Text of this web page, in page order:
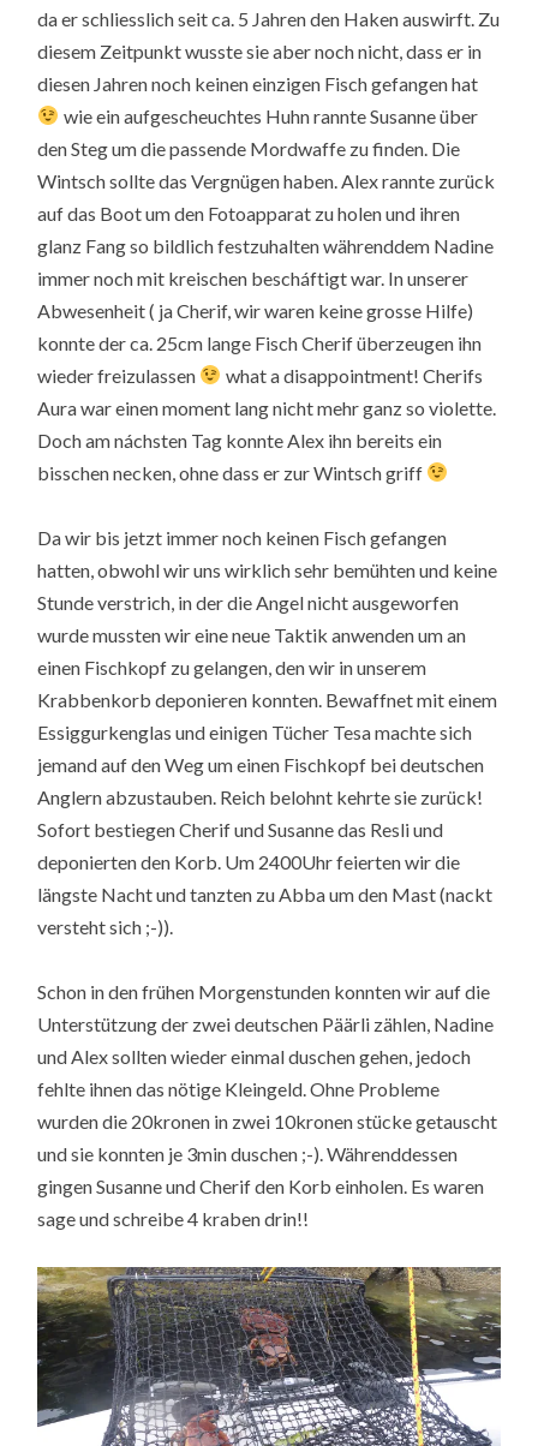
da er schliesslich seit ca. 5 Jahren den Haken auswirft. Zu
diesem Zeitpunkt wusste sie aber noch nicht, dass er in
diesen Jahren noch keinen einzigen Fisch gefangen hat
wie ein aufgescheuchtes Huhn rannte Susanne über
den Steg um die passende Mordwaffe zu finden. Die
Wintsch sollte das Vergnügen haben. Alex rannte zurück
auf das Boot um den Fotoapparat zu holen und ihren
glanz Fang so bildlich festzuhalten währenddem Nadine
immer noch mit kreischen bescháftigt war. In unserer
Abwesenheit ( ja Cherif, wir waren keine grosse Hilfe)
konnte der ca. 25cm lange Fisch Cherif überzeugen ihn
wieder freizulassen
what a disappointment! Cherifs
Aura war einen moment lang nicht mehr ganz so violette.
Doch am náchsten Tag konnte Alex ihn bereits ein
bisschen necken, ohne dass er zur Wintsch griff
Da wir bis jetzt immer noch keinen Fisch gefangen
hatten, obwohl wir uns wirklich sehr bemühten und keine
Stunde verstrich, in der die Angel nicht ausgeworfen
wurde mussten wir eine neue Taktik anwenden um an
einen Fischkopf zu gelangen, den wir in unserem
Krabbenkorb deponieren konnten. Bewaffnet mit einem
Essiggurkenglas und einigen Tücher Tesa machte sich
jemand auf den Weg um einen Fischkopf bei deutschen
Anglern abzustauben. Reich belohnt kehrte sie zurück!
Sofort bestiegen Cherif und Susanne das Resli und
deponierten den Korb. Um 2400Uhr feierten wir die
längste Nacht und tanzten zu Abba um den Mast (nackt
versteht sich ;-)).
Schon in den frühen Morgenstunden konnten wir auf die
Unterstützung der zwei deutschen Päärli zählen, Nadine
und Alex sollten wieder einmal duschen gehen, jedoch
fehlte ihnen das nötige Kleingeld. Ohne Probleme
wurden die 20kronen in zwei 10kronen stücke getauscht
und sie konnten je 3min duschen ;-). Währenddessen
gingen Susanne und Cherif den Korb einholen. Es waren
sage und schreibe 4 kraben drin!!